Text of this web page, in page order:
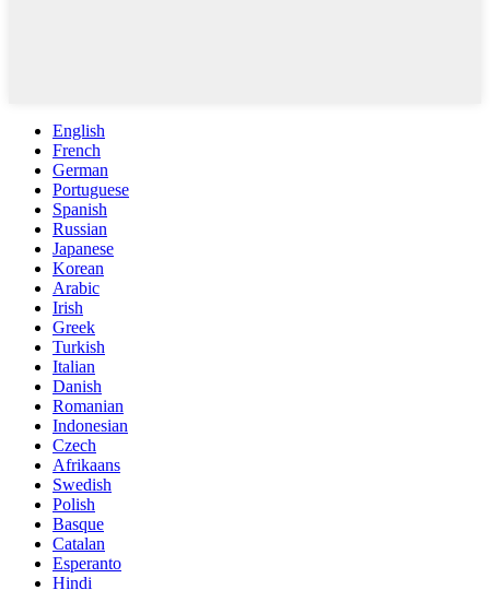
English
French
German
Portuguese
Spanish
Russian
Japanese
Korean
Arabic
Irish
Greek
Turkish
Italian
Danish
Romanian
Indonesian
Czech
Afrikaans
Swedish
Polish
Basque
Catalan
Esperanto
Hindi